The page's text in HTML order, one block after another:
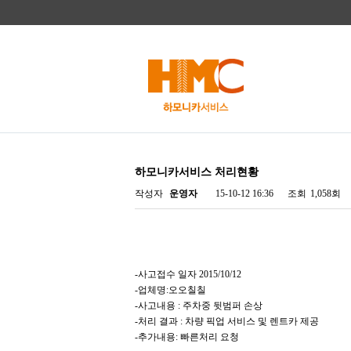
하모니카서비스 처리현황
작성자 운영자 15-10-12 16:36 조회 1,058회
-사고접수 일자 2015/10/12
-업체명:오오칠칠
-사고내용 : 주차중 뒷범퍼 손상
-처리 결과 : 차량 픽업 서비스 및 렌트카 제공
-추가내용: 빠른처리 요청